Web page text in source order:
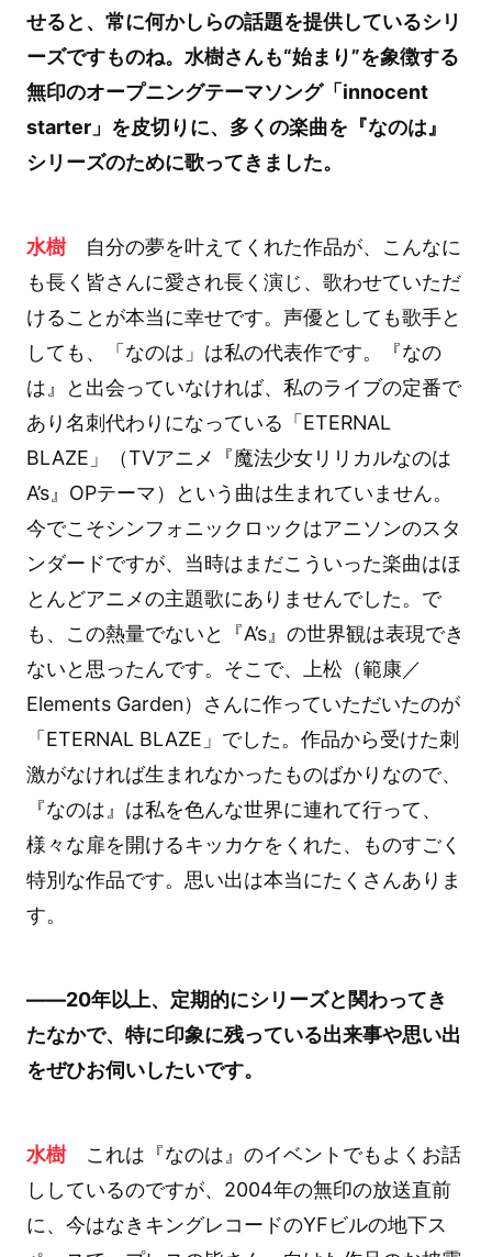
せると、常に何かしらの話題を提供しているシリ
ーズですものね。水樹さんも“始まり”を象徴する
無印のオープニングテーマソング「innocent
starter」を皮切りに、多くの楽曲を『なのは』
シリーズのために歌ってきました。
水樹自分の夢を叶えてくれた作品が、こんなに
も長く皆さんに愛され長く演じ、歌わせていただ
けることが本当に幸せです。声優としても歌手と
しても、「なのは」は私の代表作です。『なの
は』と出会っていなければ、私のライブの定番で
あり名刺代わりになっている「ETERNAL
BLAZE」（TVアニメ『魔法少女リリカルなのは
A’s』OPテーマ）という曲は生まれていません。
今でこそシンフォニックロックはアニソンのスタ
ンダードですが、当時はまだこういった楽曲はほ
とんどアニメの主題歌にありませんでした。で
も、この熱量でないと『A’s』の世界観は表現でき
ないと思ったんです。そこで、上松（範康／
Elements Garden）さんに作っていただいたのが
「ETERNAL BLAZE」でした。作品から受けた刺
激がなければ生まれなかったものばかりなので、
『なのは』は私を色んな世界に連れて行って、
様々な扉を開けるキッカケをくれた、ものすごく
特別な作品です。思い出は本当にたくさんありま
す。
――20年以上、定期的にシリーズと関わってき
たなかで、特に印象に残っている出来事や思い出
をぜひお伺いしたいです。
水樹これは『なのは』のイベントでもよくお話
ししているのですが、2004年の無印の放送直前
に、今はなきキングレコードのYFビルの地下ス